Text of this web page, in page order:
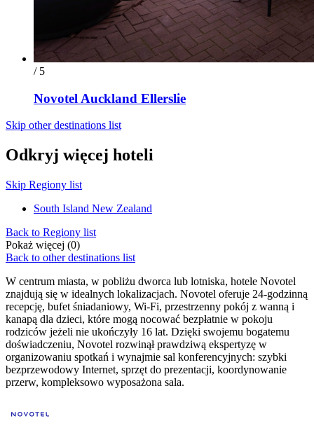
/ 5
Novotel Auckland Ellerslie
Skip other destinations list
Odkryj więcej hoteli
Skip Regiony list
South Island New Zealand
Back to Regiony list
Pokaż więcej (0)
Back to other destinations list
W centrum miasta, w pobliżu dworca lub lotniska, hotele Novotel
znajdują się w idealnych lokalizacjach. Novotel oferuje 24-godzinną
recepcję, bufet śniadaniowy, Wi-Fi, przestrzenny pokój z wanną i
kanapą dla dzieci, które mogą nocować bezpłatnie w pokoju
rodziców jeżeli nie ukończyły 16 lat. Dzięki swojemu bogatemu
doświadczeniu, Novotel rozwinął prawdziwą ekspertyzę w
organizowaniu spotkań i wynajmie sal konferencyjnych: szybki
bezprzewodowy Internet, sprzęt do prezentacji, koordynowanie
przerw, kompleksowo wyposażona sala.